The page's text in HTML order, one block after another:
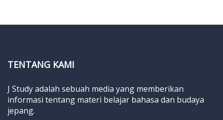
TENTANG KAMI
J Study adalah sebuah media yang memberikan
informasi tentang materi belajar bahasa dan budaya
jepang.